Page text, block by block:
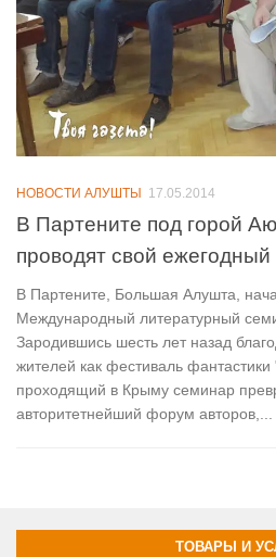
НОВОСТИ АЛУШТЫ 17.05.2014
В Партените под горой
проводят свой
В Партените, Большая Алушта,
Международный литературный
Зародившись шесть лет назад
жителей как фестиваль
проходящий в Крыму семинар
авторитетнейший форум авторов,...
ТОВАРЫ И